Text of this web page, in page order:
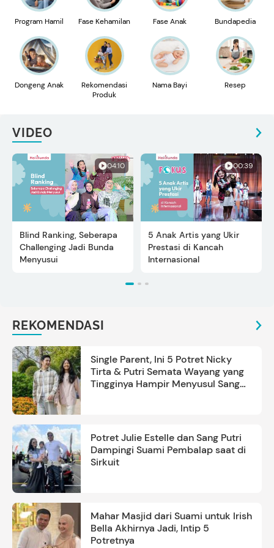
Program Hamil Fase Kehamilan Fase Anak Bundapedia
Dongeng Anak
Rekomendasi
Produk
Nama Bayi Resep
VIDEO
04:10
Blind Ranking, Seberapa
Challenging Jadi Bunda
Menyusui
00:39
5 Anak Artis yang Ukir
Prestasi di Kancah
Internasional
REKOMENDASI
Single Parent, Ini 5 Potret Nicky
Tirta & Putri Semata Wayang yang
Tingginya Hampir Menyusul Sang
Potret Julie Estelle dan Sang Putri
Dampingi Suami Pembalap saat di
Sirkuit
Mahar Masjid dari Suami untuk Irish
Bella Akhirnya Jadi, Intip 5
Potretnya